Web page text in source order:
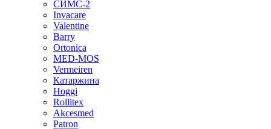
СИМС-2
Invacare
Valentine
Barry
Ortonica
MED-MOS
Vermeiren
Катаржина
Hoggi
Rollitex
Akcesmed
Patron